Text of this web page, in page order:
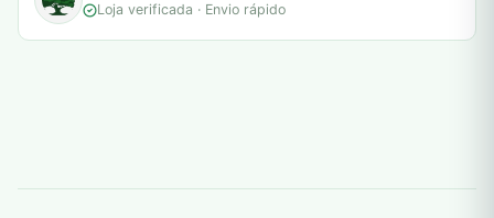
Loja verificada · Envio rápido